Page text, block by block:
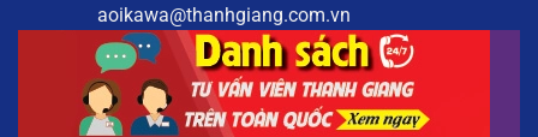
aoikawa@thanhgiang.com.vn